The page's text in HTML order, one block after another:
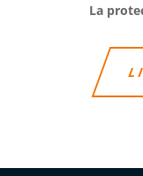
La